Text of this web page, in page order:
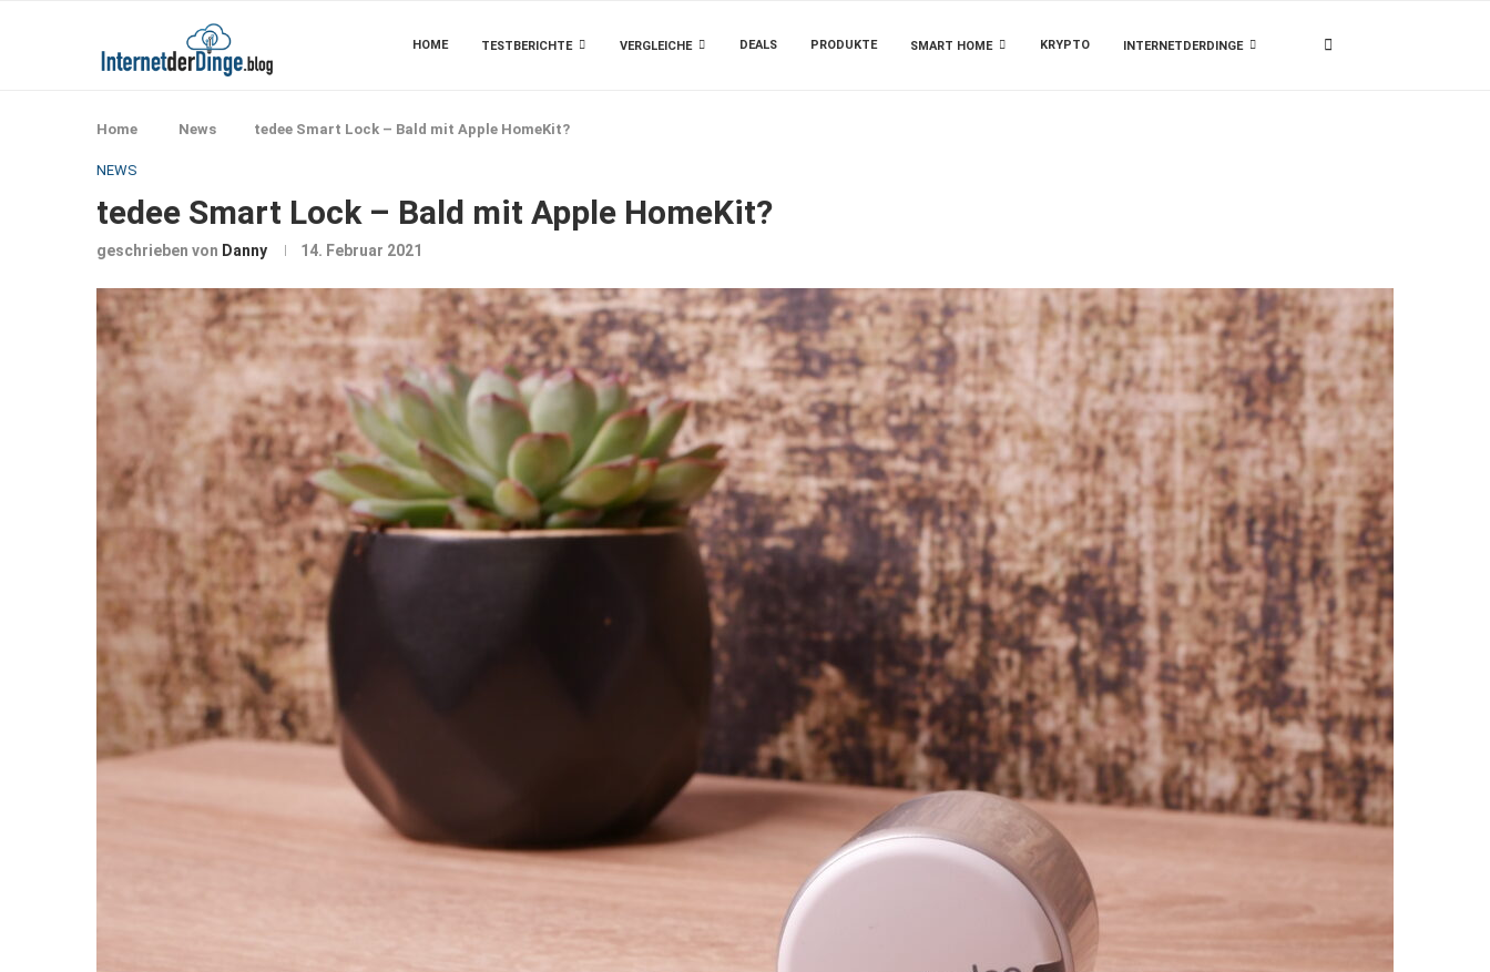
HOME TESTBERICHTE VERGLEICHE DEALS PRODUKTE SMART HOME KRYPTO INTERNETDERDINGE
Home News tedee Smart Lock – Bald mit Apple HomeKit?
NEWS
tedee Smart Lock – Bald mit Apple HomeKit?
geschrieben von Danny 14. Februar 2021